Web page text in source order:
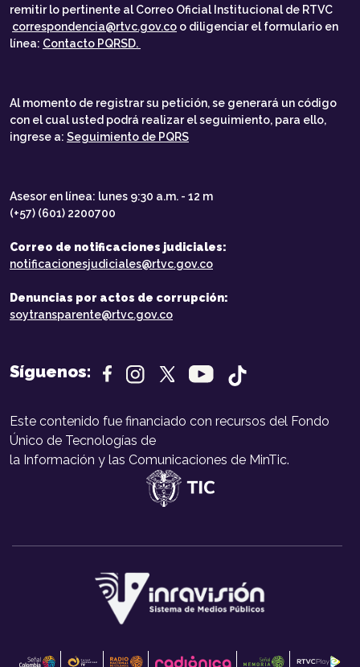
remitir lo pertinente al Correo Oficial Institucional de RTVC
correspondencia@rtvc.gov.co o diligenciar el formulario en
línea: Contacto PQRSD.
Al momento de registrar su petición, se generará un código
con el cual usted podrá realizar el seguimiento, para ello,
ingrese a: Seguimiento de PQRS
Asesor en línea: lunes 9:30 a.m. - 12 m
(+57) (601) 2200700
Correo de notificaciones judiciales:
notificacionesjudiciales@rtvc.gov.co
Denuncias por actos de corrupción:
soytransparente@rtvc.gov.co
Síguenos:
Este contenido fue financiado con recursos del Fondo
Único de Tecnologías de
la Información y las Comunicaciones de MinTic.